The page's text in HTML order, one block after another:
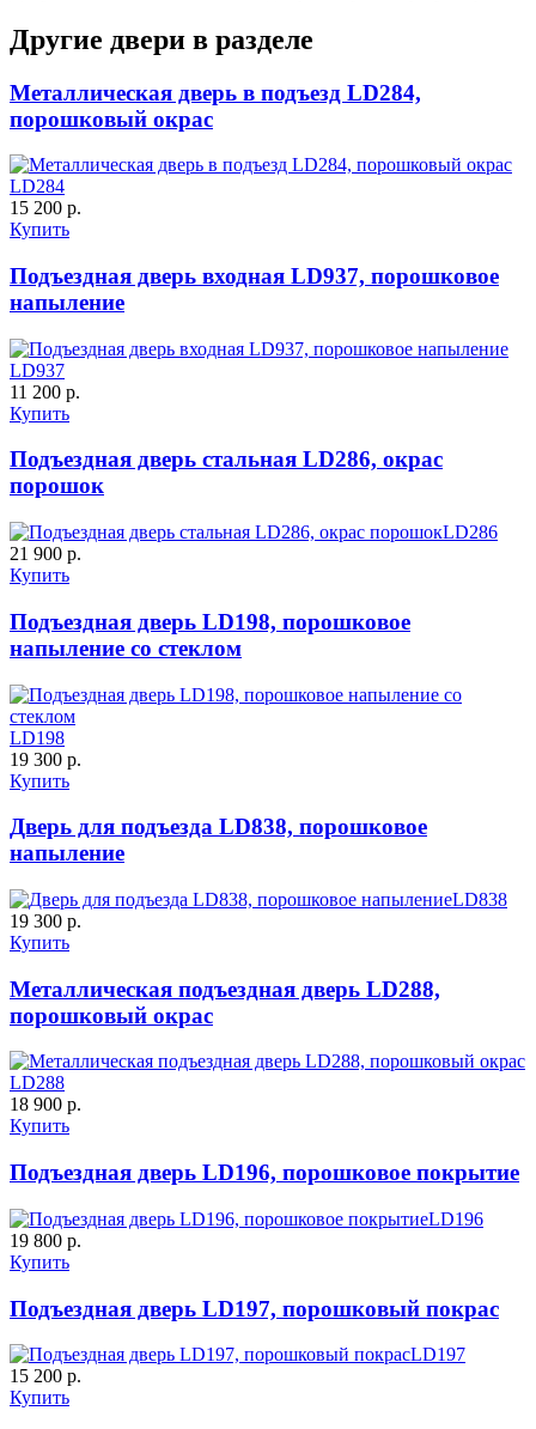
Другие двери в разделе
Металлическая дверь в подъезд LD284,
порошковый окрас
LD284
15 200 р.
Купить
Подъездная дверь входная LD937, порошковое
напыление
LD937
11 200 р.
Купить
Подъездная дверь стальная LD286, окрас
порошок
LD286
21 900 р.
Купить
Подъездная дверь LD198, порошковое
напыление со стеклом
LD198
19 300 р.
Купить
Дверь для подъезда LD838, порошковое
напыление
LD838
19 300 р.
Купить
Металлическая подъездная дверь LD288,
порошковый окрас
LD288
18 900 р.
Купить
Подъездная дверь LD196, порошковое покрытие
LD196
19 800 р.
Купить
Подъездная дверь LD197, порошковый покрас
LD197
15 200 р.
Купить